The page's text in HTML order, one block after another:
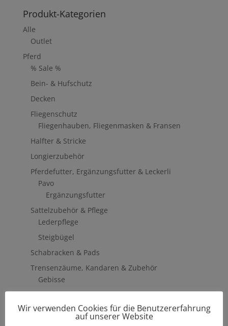
Produkt-Kategorien
Alle
Outlet
Pferd
% Sale %
Bein- & Hufschutz
Decken
Fliegenschutz
Fliegenhauben, Fliegenmasken & Fransen
Halfter & Stricke
Longierzubehör
Pferdefutter, Ergänzungsfutter & Leckerli
Pavo
Ergänzungsfutter
Sattelzubehör & Pflege
Lederpflege
Steigbügel
Schabracken & Pads
Trensenzäume, Kandaren & Zubehör
Gebisse
Hilfszügel
Trensenzäume
Wir verwenden Cookies für die Benutzererfahrung
auf unserer Website